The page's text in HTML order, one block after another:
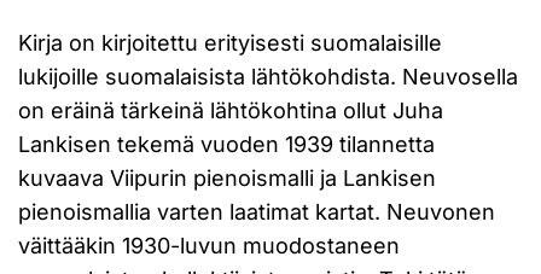
Kirja on kirjoitettu erityisesti suomalaisille
lukijoille suomalaisista lähtökohdista. Neuvosella
on eräinä tärkeinä lähtökohtina ollut Juha
Lankisen tekemä vuoden 1939 tilannetta
kuvaava Viipurin pienoismalli ja Lankisen
pienoismallia varten laatimat kartat. Neuvonen
väittääkin 1930-luvun muodostaneen